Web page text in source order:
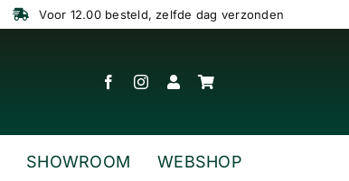
Voor 12.00 besteld, zelfde dag verzonden
SHOWROOM WEBSHOP